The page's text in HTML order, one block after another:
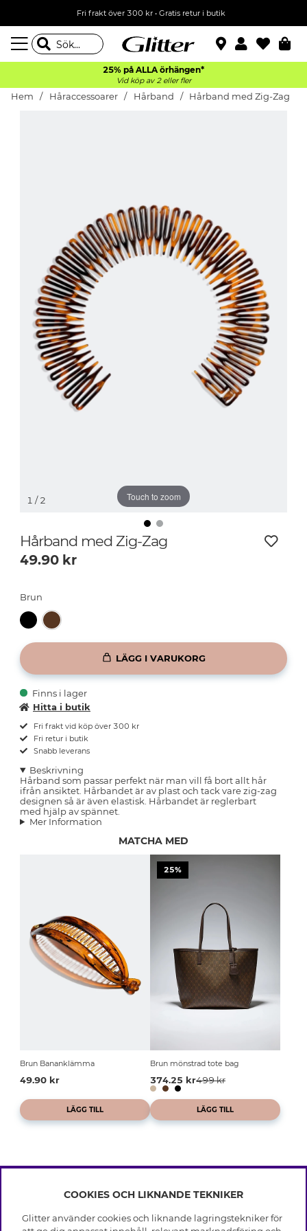
Fri frakt över 300 kr• Gratis retur i butik
25% på ALLA örhängen*
Vid köp av 2 eller fler
Hem Håraccessoarer Hårband Hårband med Zig-Zag
Touch to zoom
1 / 2
Hårband med Zig-Zag
49.90 kr
Brun
LÄGG I VARUKORG
Finns i lager
Hitta i butik
Fri frakt vid köp över 300 kr
Fri retur i butik
Snabb leverans
Beskrivning
Hårband som passar perfekt när man vill få bort allt hår
ifrån ansiktet. Hårbandet är av plast och tack vare zig-zag
designen så är även elastisk. Hårbandet är reglerbart
med hjälp av spännet.
Mer Information
MATCHA MED
Brun Bananklämma
49.90 kr
LÄGG TILL
25%
Brun mönstrad tote bag
374.25 kr499 kr
LÄGG TILL
INFO
Leverans
COOKIES OCH LIKNANDE TEKNIKER
Glitter använder cookies och liknande lagringstekniker för